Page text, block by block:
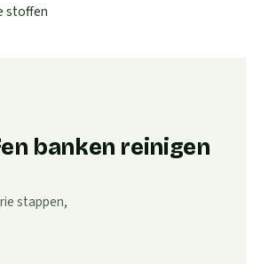
stoffen
banken reinigen
stappen,